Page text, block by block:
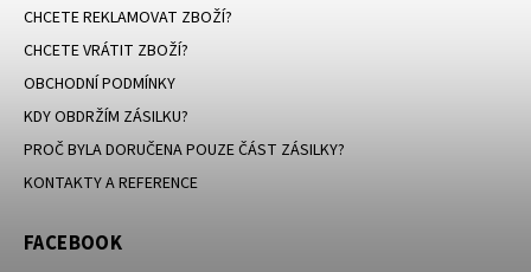
CHCETE REKLAMOVAT ZBOŽÍ?
CHCETE VRÁTIT ZBOŽÍ?
OBCHODNÍ PODMÍNKY
KDY OBDRŽÍM ZÁSILKU?
PROČ BYLA DORUČENA POUZE ČÁST ZÁSILKY?
KONTAKTY A REFERENCE
FACEBOOK